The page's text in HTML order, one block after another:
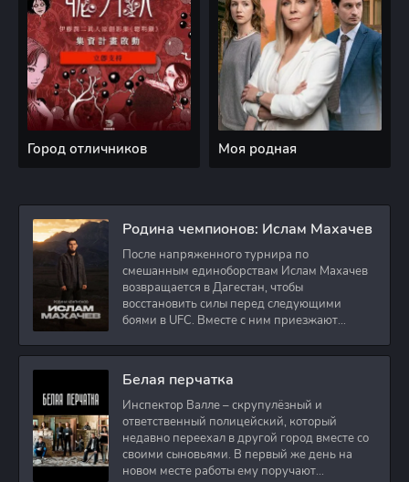
Город отличников Моя родная
Родина чемпионов: Ислам Махачев
После напряженного турнира по
смешанным единоборствам Ислам Махачев
возвращается в Дагестан, чтобы
восстановить силы перед следующими
боями в UFC. Вместе с ним приезжают
Белая перчатка
Инспектор Валле – скрупулёзный и
ответственный полицейский, который
недавно переехал в другой город вместе со
своими сыновьями. В первый же день на
новом месте работы ему поручают